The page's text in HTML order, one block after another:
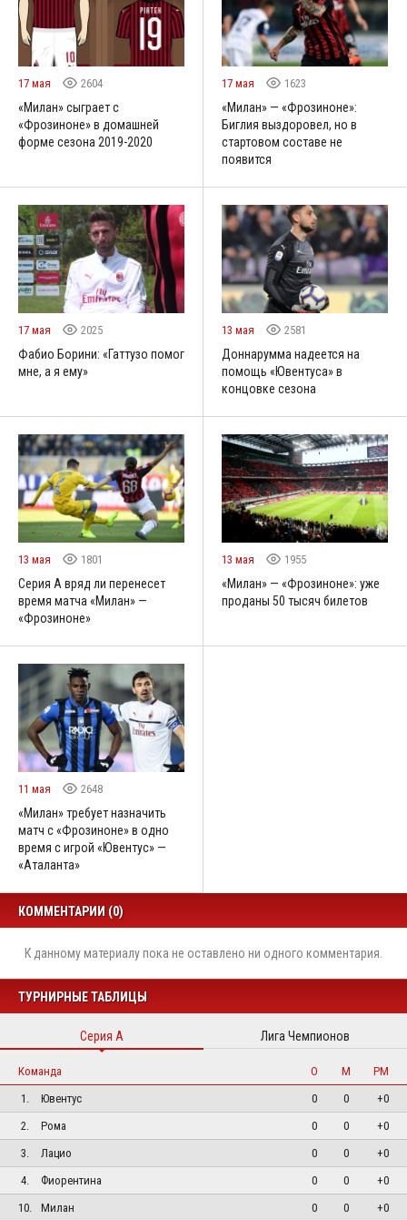
17 мая 2604
«Милан» сыграет с
«Фрозиноне» в домашней
форме сезона 2019-2020
17 мая 1623
«Милан» — «Фрозиноне»:
Биглия выздоровел, но в
стартовом составе не
появится
17 мая 2025
Фабио Борини: «Гаттузо помог
мне, а я ему»
13 мая 2581
Доннарумма надеется на
помощь «Ювентуса» в
концовке сезона
13 мая 1801
Серия А вряд ли перенесет
время матча «Милан» —
«Фрозиноне»
13 мая 1955
«Милан» — «Фрозиноне»: уже
проданы 50 тысяч билетов
11 мая 2648
«Милан» требует назначить
матч с «Фрозиноне» в одно
время с игрой «Ювентус» —
«Аталанта»
КОММЕНТАРИИ (0)
К данному материалу пока не оставлено ни одного комментария.
ТУРНИРНЫЕ ТАБЛИЦЫ
Серия А Лига Чемпионов
Команда О М
РМ
1.
Ювентус 0 0
+0
2.
Рома 0 0
+0
3.
Лацио 0 0
+0
4.
Фиорентина 0 0
+0
10.
Милан 0 0 +0